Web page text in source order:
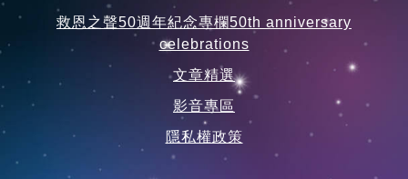
救恩之聲50週年紀念專欄50th anniversary
celebrations
文章精選
影音專區
隱私權政策